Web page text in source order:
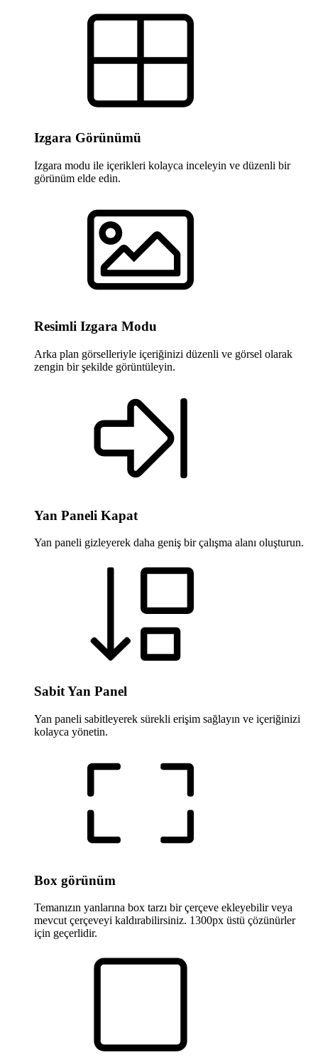
Izgara Görünümü
Izgara modu ile içerikleri kolayca inceleyin ve düzenli bir
görünüm elde edin.
Resimli Izgara Modu
Arka plan görselleriyle içeriğinizi düzenli ve görsel olarak
zengin bir şekilde görüntüleyin.
Yan Paneli Kapat
Yan paneli gizleyerek daha geniş bir çalışma alanı oluşturun.
Sabit Yan Panel
Yan paneli sabitleyerek sürekli erişim sağlayın ve içeriğinizi
kolayca yönetin.
Box görünüm
Temanızın yanlarına box tarzı bir çerçeve ekleyebilir veya
mevcut çerçeveyi kaldırabilirsiniz. 1300px üstü çözünürler
için geçerlidir.